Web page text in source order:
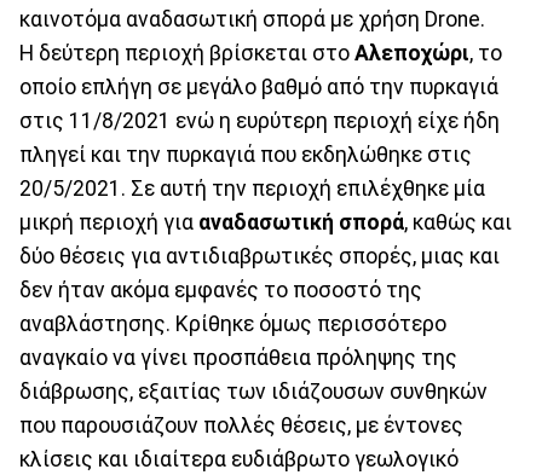
καινοτόμα αναδασωτική σπορά με χρήση Drone.
Η δεύτερη περιοχή βρίσκεται στο Αλεποχώρι, το
οποίο επλήγη σε μεγάλο βαθμό από την πυρκαγιά
στις 11/8/2021 ενώ η ευρύτερη περιοχή είχε ήδη
πληγεί και την πυρκαγιά που εκδηλώθηκε στις
20/5/2021. Σε αυτή την περιοχή επιλέχθηκε μία
μικρή περιοχή για αναδασωτική σπορά, καθώς και
δύο θέσεις για αντιδιαβρωτικές σπορές, μιας και
δεν ήταν ακόμα εμφανές το ποσοστό της
αναβλάστησης. Κρίθηκε όμως περισσότερο
αναγκαίο να γίνει προσπάθεια πρόληψης της
διάβρωσης, εξαιτίας των ιδιάζουσων συνθηκών
που παρουσιάζουν πολλές θέσεις, με έντονες
κλίσεις και ιδιαίτερα ευδιάβρωτο γεωλογικό